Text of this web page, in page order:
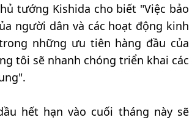
tướng Kishida cho biết "Việc bảo
người dân và các hoạt động kinh
những ưu tiên hàng đầu của
tôi sẽ nhanh chóng triển khai các
hết hạn vào cuối tháng này sẽ